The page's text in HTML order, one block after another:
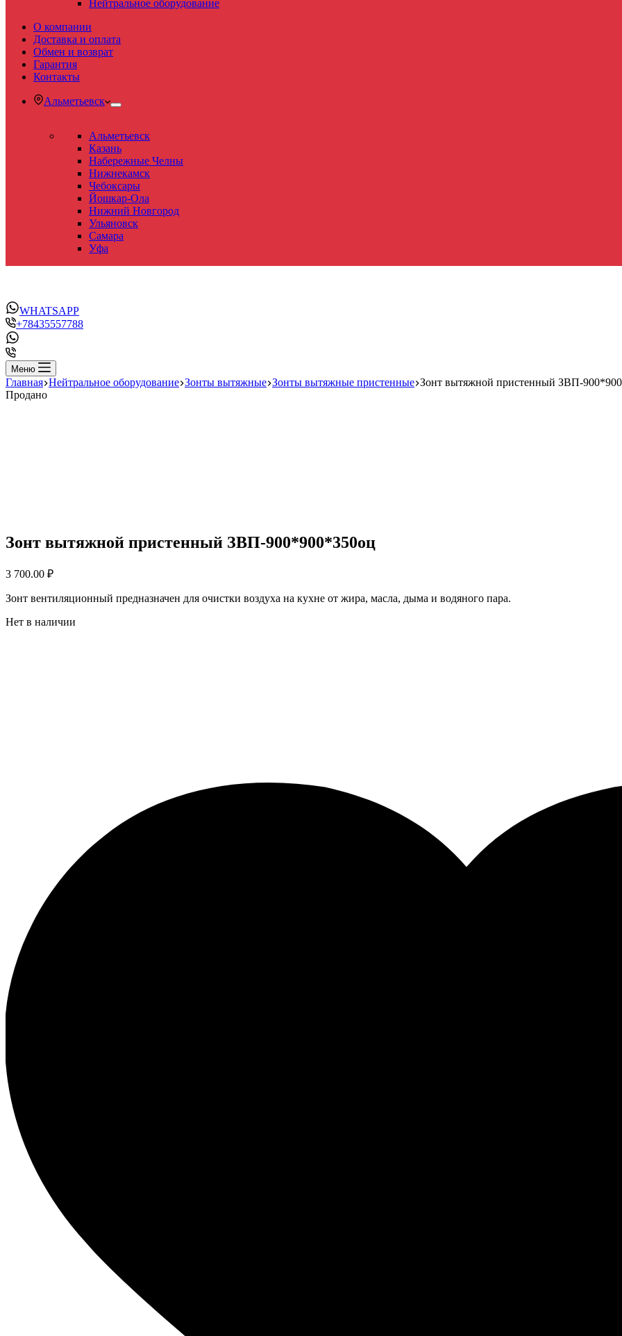
Нейтральное оборудование
О компании
Доставка и оплата
Обмен и возврат
Гарантия
Контакты
Альметьевск
Альметьевск
Казань
Набережные Челны
Нижнекамск
Чебоксары
Йошкар-Ола
Нижний Новгород
Ульяновск
Самара
Уфа
WHATSAPP
+78435557788
Меню
Главная Нейтральное оборудование Зонты вытяжные Зонты вытяжные пристенные Зонт вытяжной пристенный ЗВП-
Продано
Зонт вытяжной пристенный ЗВП-900*900*350оц
3 700.00 ₽
Зонт вентиляционный предназначен для очистки воздуха на кухне от жира, масла, дыма и водяного пара.
Нет в наличии